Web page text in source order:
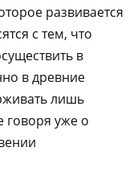
развивается
с тем, что
в
в древние
лишь
говоря уже о